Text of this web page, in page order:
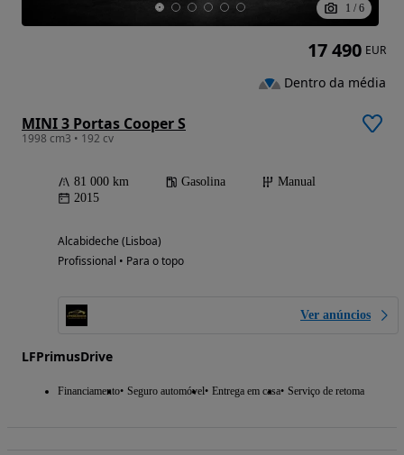
1 / 6
MINI 3 Portas Cooper S
1998 cm3 • 192 cv
81 000 km Gasolina
Manual
2015
Alcabideche (Lisboa)
Profissional • Para o topo
Ver anúncios
LFPrimusDrive
Financiamento Seguro automóvel Entrega em casa Serviço de retoma
17 490 EUR
Dentro da média